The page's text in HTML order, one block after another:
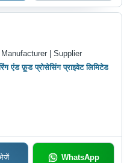
Manufacturer | Supplier
एंड फ़ूड प्रोसेसिंग प्राइवेट लिमिटेड
WhatsApp